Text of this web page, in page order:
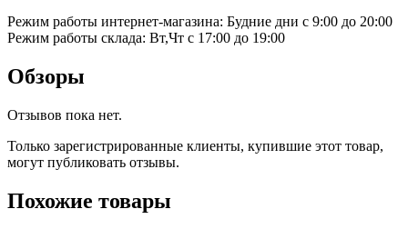
Режим работы интернет-магазина: Будние дни с 9:00 до 20:00
Режим работы склада: Вт,Чт с 17:00 до 19:00
Обзоры
Отзывов пока нет.
Только зарегистрированные клиенты, купившие этот товар,
могут публиковать отзывы.
Похожие товары